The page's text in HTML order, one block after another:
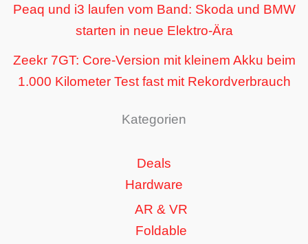
Peaq und i3 laufen vom Band: Skoda und BMW
starten in neue Elektro-Ära
Zeekr 7GT: Core-Version mit kleinem Akku beim
1.000 Kilometer Test fast mit Rekordverbrauch
Kategorien
Deals
Hardware
AR & VR
Foldable